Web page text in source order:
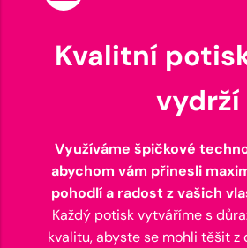
Kvalitní
vydrží
Využíváme špičkové
abychom vám přinesli
pohodlí a radost z vašich
Každý potisk vytváříme s
kvalitu, abyste se mohli těšit